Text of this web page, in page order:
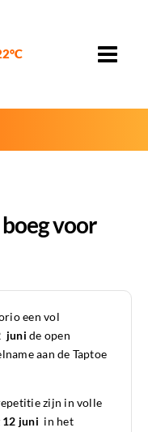
voor
een vol
juni de open
aan de Taptoe
zijn in volle
12 juni in het